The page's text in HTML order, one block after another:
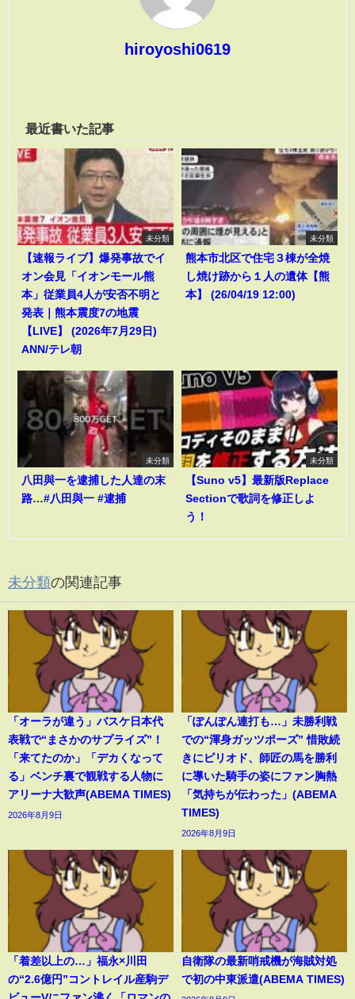
hiroyoshi0619
最近書いた記事
未分類
【速報ライブ】爆発事故でイ
オン会見「イオンモール熊
本」従業員4人が安否不明と
発表｜熊本震度7の地震
【LIVE】 (2026年7月29日)
ANN/テレ朝
未分類
熊本市北区で住宅３棟が全焼
し焼け跡から１人の遺体【熊
本】 (26/04/19 12:00)
未分類
八田與一を逮捕した人達の末
路…#八田與一 #逮捕
未分類
【Suno v5】最新版Replace
Sectionで歌詞を修正しよ
う！
未分類の関連記事
「オーラが違う」バスケ日本代
表戦で“まさかのサプライズ”！
「来てたのか」「デカくなって
る」ベンチ裏で観戦する人物に
アリーナ大歓声(ABEMA TIMES)
2026年8月9日
「ぽんぽん連打も…」未勝利戦
での“渾身ガッツポーズ” 惜敗続
きにピリオド、師匠の馬を勝利
に導いた騎手の姿にファン胸熱
「気持ちが伝わった」(ABEMA
TIMES)
2026年8月9日
「着差以上の…」福永×川田
の“2.6億円”コントレイル産駒デ
自衛隊の最新哨戒機が海賊対処
で初の中東派遣(ABEMA TIMES)